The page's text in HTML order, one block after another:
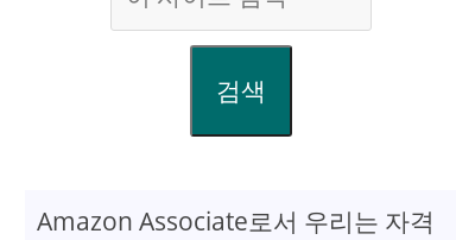
검색
Amazon Associate로서 우리는 자격